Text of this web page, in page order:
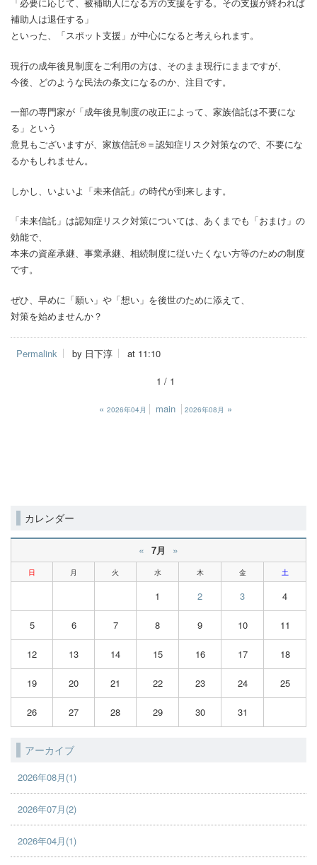
「必要に応じて、被補助人になる方の支援をする。その支援が終われば
補助人は退任する」
といった、「スポット支援」が中心になると考えられます。
現行の成年後見制度をご利用の方は、そのまま現行にままですが、
今後、どのような民法の条文になるのか、注目です。
一部の専門家が「成年後見制度の改正によって、家族信託は不要にな
る」という
意見もございますが、家族信託®＝認知症リスク対策なので、不要にな
るかもしれません。
しかし、いよいよ「未来信託」の時代が到来します。
「未来信託」は認知症リスク対策については、あくまでも「おまけ」の
効能で、
本来の資産承継、事業承継、相続制度に従いたくない方等のための制度
です。
ぜひ、早めに「願い」や「想い」を後世のために添えて、
対策を始めませんか？
Permalink by 日下淳 at 11:10
1 / 1
« 2026年04月 main 2026年08月 »
カレンダー
« 7月 »
日 月 火 水 木 金 土
1 2 3 4
5 6 7 8 9 10 11
12 13 14 15 16 17 18
19 20 21 22 23 24 25
26 27 28 29 30 31
アーカイブ
2026年08月(1)
2026年07月(2)
2026年04月(1)